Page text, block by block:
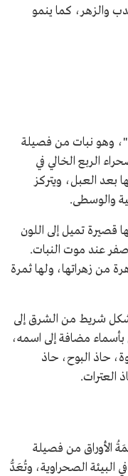
والزهر، كما ينمو
وهو نبات من فصيلة
الربع الخالي في
بعد العبل، ويتركز
والوسطى.
قصيرة تميل إلى اللون
عند موت النبات.
من زهراتها، ولها ثمرة
شكل شريط من الشرق إلى
مضافة إلى اسمه،
حاذ البوح، حاذ
العترات.
الأوراق من فصيلة
البيئة الصحراوية، وتُعَدُّ